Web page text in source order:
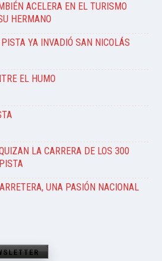
ACELERA EN EL TURISMO
HERMANO
YA INVADIÓ SAN NICOLÁS
EL HUMO
LA CARRERA DE LOS 300
UNA PASIÓN NACIONAL